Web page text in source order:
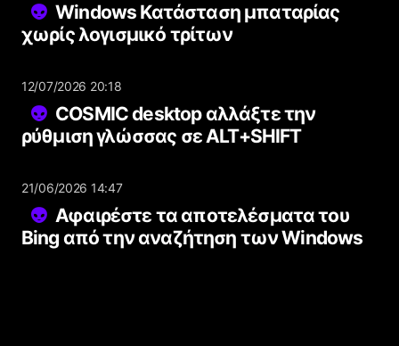
Windows Κατάσταση μπαταρίας
χωρίς λογισμικό τρίτων
12/07/2026 20:18
COSMIC desktop αλλάξτε την
ρύθμιση γλώσσας σε ALT+SHIFT
21/06/2026 14:47
Αφαιρέστε τα αποτελέσματα του
Bing από την αναζήτηση των Windows